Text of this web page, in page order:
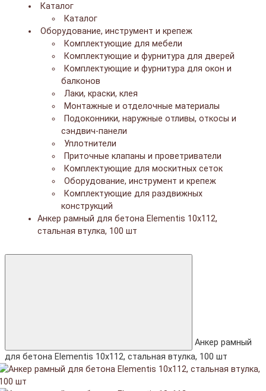
Каталог
Каталог
Оборудование, инструмент и крепеж
Комплектующие для мебели
Комплектующие и фурнитура для дверей
Комплектующие и фурнитура для окон и
балконов
Лаки, краски, клея
Монтажные и отделочные материалы
Подоконники, наружные отливы, откосы и
сэндвич-панели
Уплотнители
Приточные клапаны и проветриватели
Комплектующие для москитных сеток
Оборудование, инструмент и крепеж
Комплектующие для раздвижных
конструкций
Анкер рамный для бетона Elementis 10x112,
стальная втулка, 100 шт
Анкер рамный
для бетона Elementis 10x112, стальная втулка, 100 шт